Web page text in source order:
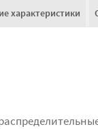
характеристики